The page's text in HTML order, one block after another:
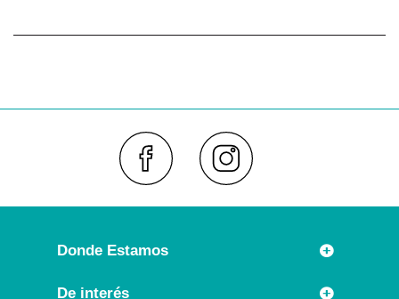
Donde Estamos
Rúa Príncipe 7
De interés